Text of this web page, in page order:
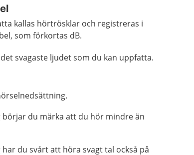
kallas hörtrösklar och registreras i
som förkortas dB.
svagaste ljudet som du kan uppfatta.
du märka att du hör mindre än
du svårt att höra svagt tal också på